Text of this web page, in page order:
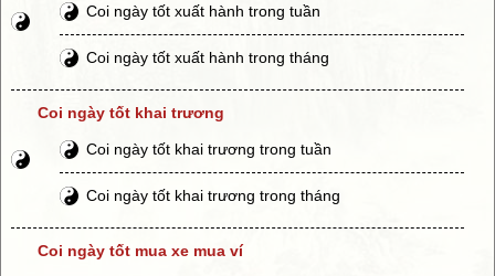
Coi ngày tốt xuất hành trong tuần
Coi ngày tốt xuất hành trong tháng
Coi ngày tốt khai trương
Coi ngày tốt khai trương trong tuần
Coi ngày tốt khai trương trong tháng
Coi ngày tốt mua xe mua ví